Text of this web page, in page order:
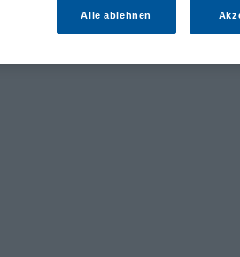
Alle ablehnen